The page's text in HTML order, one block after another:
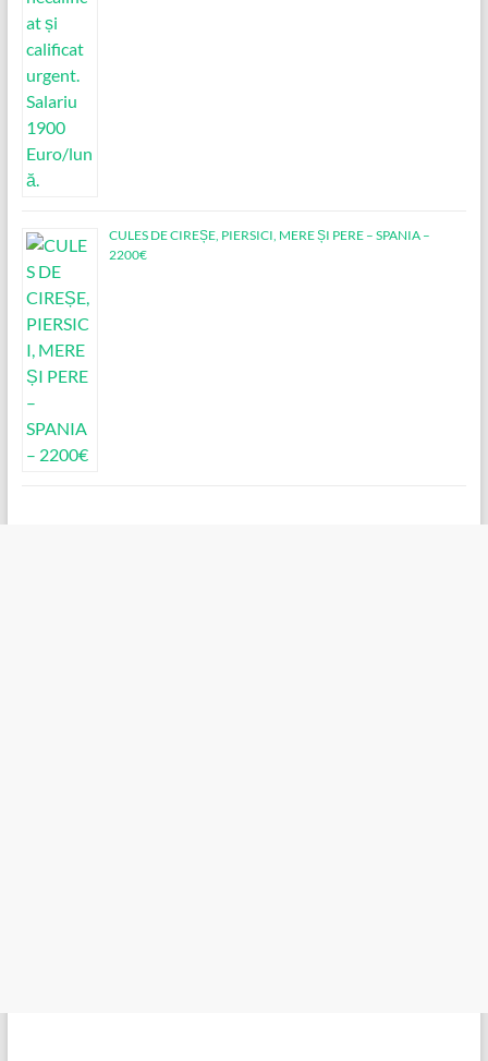
CULES DE CIREȘE, PIERSICI, MERE ȘI PERE – SPANIA –
2200€